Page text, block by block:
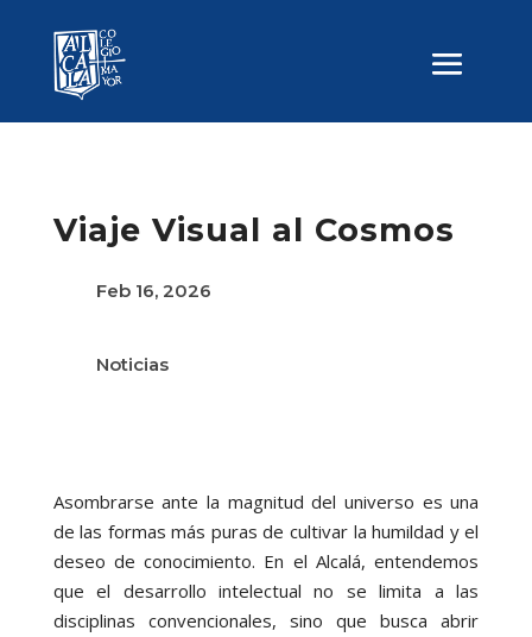
Viaje Visual al Cosmos
Feb 16, 2026
Noticias
Asombrarse ante la magnitud del universo es una
de las formas más puras de cultivar la humildad y el
deseo de conocimiento. En el Alcalá, entendemos
que el desarrollo intelectual no se limita a las
disciplinas convencionales, sino que busca abrir